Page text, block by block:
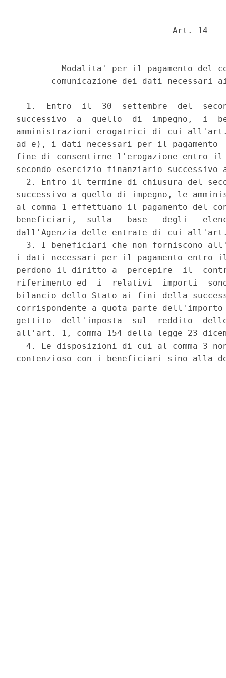
                               Art. 14
Modalita' per il pagamento del
comunicazione dei dati necessari
1.  Entro  il  30  settembre  del
successivo  a  quello  di  impegno,  i
amministrazioni erogatrici di cui all'art.
ad e), i dati necessari per il pagamento
fine di consentirne l'erogazione entro
secondo esercizio finanziario
2. Entro il termine di chiusura del
successivo a quello di impegno, le
al comma 1 effettuano il pagamento del
beneficiari,  sulla   base   degli
dall'Agenzia delle entrate di cui all'art.
3. I beneficiari che non forniscono
i dati necessari per il pagamento entro
perdono il diritto a  percepire  il
riferimento ed  i  relativi  importi
bilancio dello Stato ai fini della
corrispondente a quota parte
gettito  dell'imposta  sul  reddito
all'art. 1, comma 154 della legge 23
4. Le disposizioni di cui al comma 3